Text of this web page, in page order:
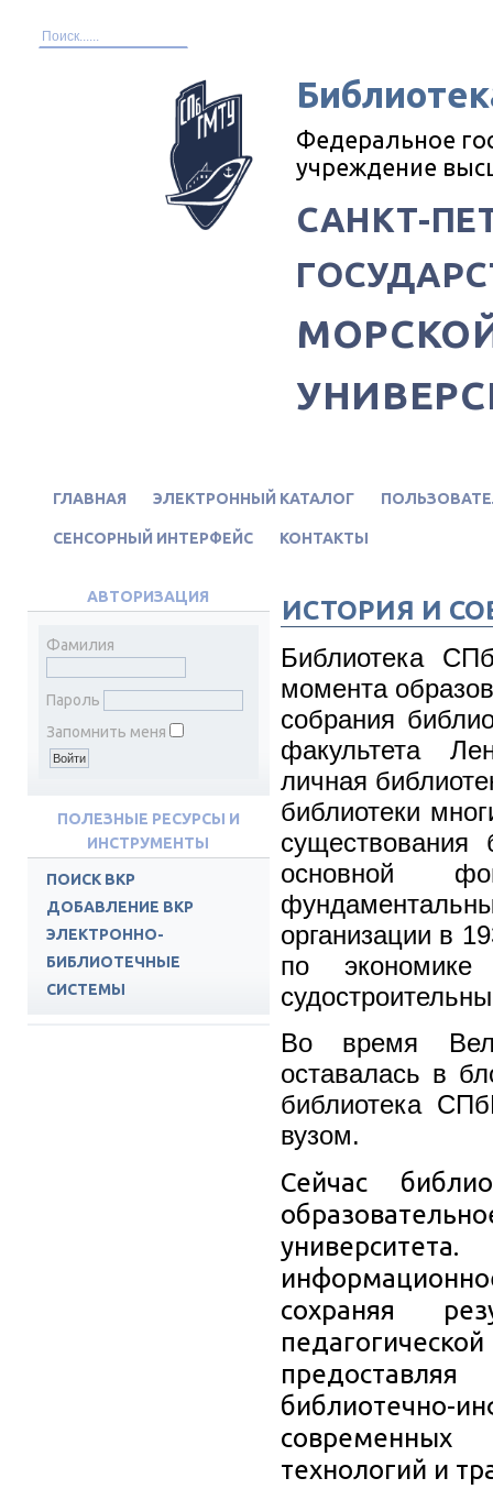
Федеральное
учреждение
САНКТ-
ГЛАВНАЯ ЭЛЕКТРОННЫЙ КАТАЛОГ
СЕНСОРНЫЙ ИНТЕРФЕЙС КОНТАКТЫ
АВТОРИЗАЦИЯ
Фамилия
Пароль
Запомнить меня
ПОЛЕЗНЫЕ РЕСУРСЫ И
ИНСТРУМЕНТЫ
ПОИСК ВКР
ДОБАВЛЕНИЕ ВКР
ЭЛЕКТРОННО-
БИБЛИОТЕЧНЫЕ
СИСТЕМЫ
ИСТОРИЯ И
Библиотека
момента
собрания
факультета
личная
библиотеки
основной
организации в
по экономике
Во время
оставалась в
библиотека
вузом.
Сейчас
сохраняя
технологий и